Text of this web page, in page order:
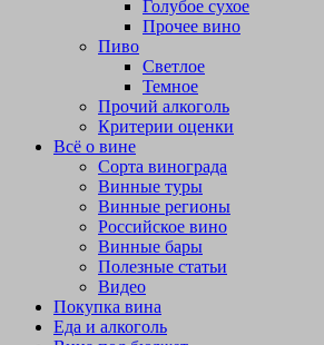
Голубое сухое
Прочее вино
Пиво
Светлое
Темное
Прочий алкоголь
Критерии оценки
Всё о вине
Сорта винограда
Винные туры
Винные регионы
Российское вино
Винные бары
Полезные статьи
Видео
Покупка вина
Еда и алкоголь